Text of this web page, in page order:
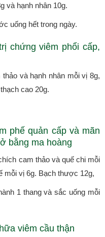
và hạnh nhân 10g.
uống hết trong ngày.
chứng viêm phổi cấp,
và hạnh nhân mỗi vị 8g,
cao 20g.
phế quản cấp và mãn
bằng ma hoàng
cam thảo và quế chi mỗi
mỗi vị 6g. Bạch thược 12g,
1 thang và sắc uống mỗi
viêm cầu thận